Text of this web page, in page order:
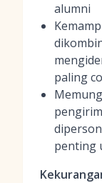
alumni
paling
penting